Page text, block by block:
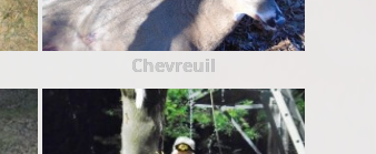
Chevreuil